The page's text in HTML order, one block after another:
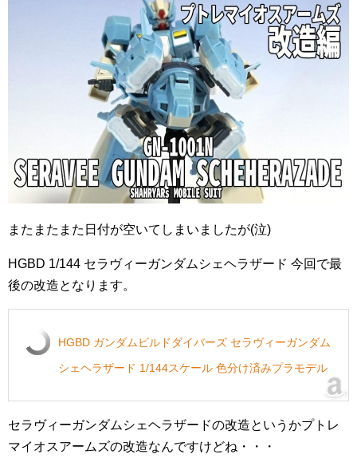
またまたまた日付が空いてしまいましたが(泣)
HGBD 1/144 セラヴィーガンダムシェヘラザード 今回で最
後の改造となります。
HGBD ガンダムビルドダイバーズ セラヴィーガンダム
シェヘラザード 1/144スケール 色分け済みプラモデル
セラヴィーガンダムシェヘラザードの改造というかプトレ
マイオスアームズの改造なんですけどね・・・